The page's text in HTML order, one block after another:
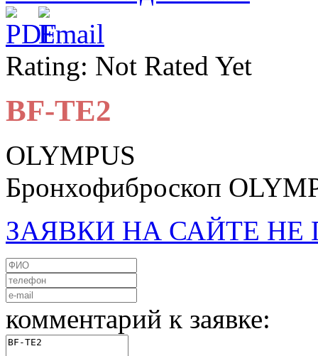
Rating: Not Rated Yet
BF-TE2
OLYMPUS
Бронхофиброскоп
ЗАЯВКИ НА САЙТЕ
комментарий к заявке: